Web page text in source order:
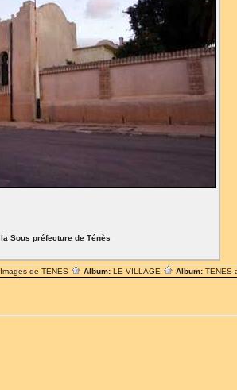
la Sous préfecture de Ténès
Images de TENES Album: LE VILLAGE Album: TENES